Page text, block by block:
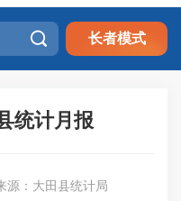
 长者模式
统计月报
源：大田县统计局